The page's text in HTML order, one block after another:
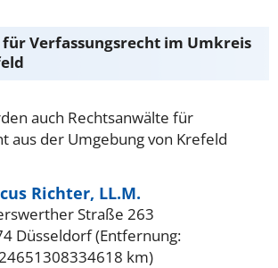
Verfassungsrecht im Umkreis
auch Rechtsanwälte für
aus der Umgebung von Krefeld
Richter, LL.M.
Straße 263
Düsseldorf (Entfernung:
km)